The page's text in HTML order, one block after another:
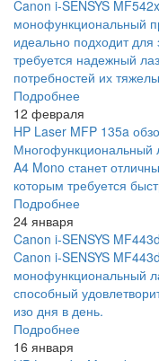
Canon i-SENSYS
монофункциональный
идеально подходит
требуется надежный
потребностей их
Подробнее
12 февраля
HP Laser MFP 135a
Многофункциональный
A4 Mono станет
которым требуется
Подробнее
24 января
Canon i-SENSYS
Canon i-SENSYS
монофункциональный
способный
изо дня в день.
Подробнее
16 января